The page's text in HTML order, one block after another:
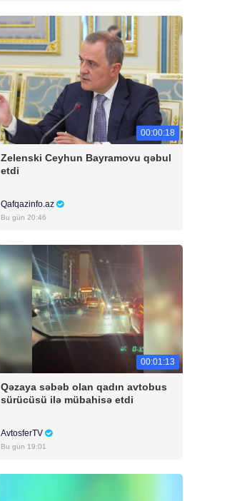
00:00:18
Zelenski Ceyhun Bayramovu qəbul
etdi
Qafqazinfo.az
Bu gün 20:46
00:01:13
Qəzaya səbəb olan qadın avtobus
sürücüsü ilə mübahisə etdi
AvtosferTV
Bu gün 19:01